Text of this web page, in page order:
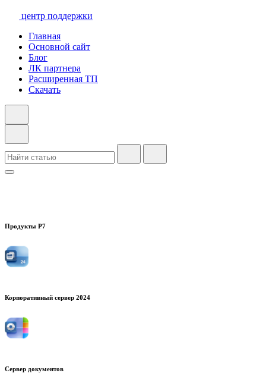
центр поддержки
Главная
Основной сайт
Блог
ЛК партнера
Расширенная ТП
Скачать
Продукты Р7
Корпоративный сервер 2024
Сервер документов